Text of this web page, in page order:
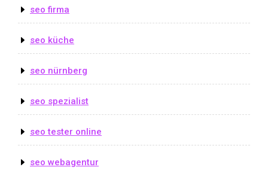
seo firma
seo küche
seo nürnberg
seo spezialist
seo tester online
seo webagentur